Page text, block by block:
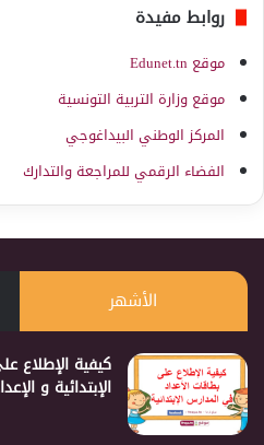
روابط مفيدة
موقع Edunet.tn
موقع وزارة التربية التونسية
المركز الوطني البيداغوجي
الفضاء الرقمي للمراجعة والتدارك
الأشهر
كيفية الإطلاع
الإبتدائية و